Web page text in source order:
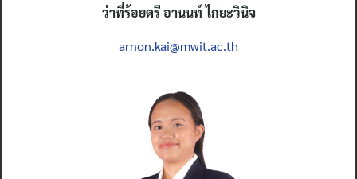
ว่าที่ร้อยตรี อานนท์ ไกยะวินิจ
arnon.kai@mwit.ac.th